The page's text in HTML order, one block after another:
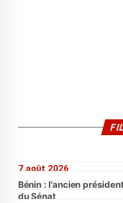
7 août 2026
Bénin : l'ancien
du Sénat